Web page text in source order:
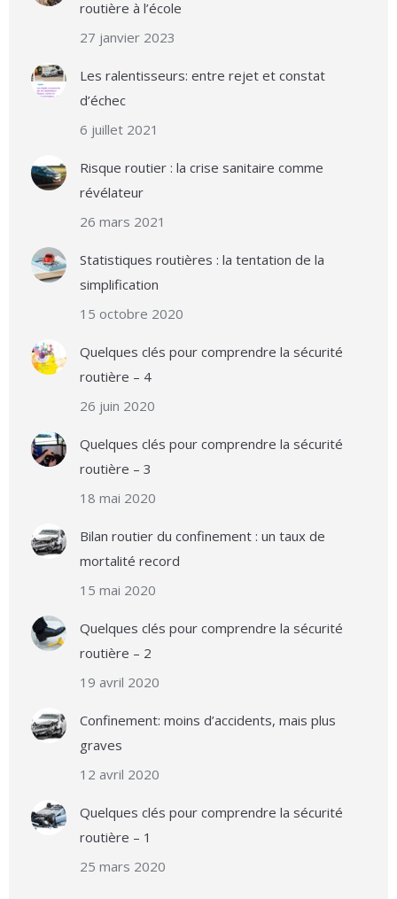
routière à l’école
27 janvier 2023
Les ralentisseurs: entre rejet et constat
d’échec
6 juillet 2021
Risque routier : la crise sanitaire comme
révélateur
26 mars 2021
Statistiques routières : la tentation de la
simplification
15 octobre 2020
Quelques clés pour comprendre la sécurité
routière – 4
26 juin 2020
Quelques clés pour comprendre la sécurité
routière – 3
18 mai 2020
Bilan routier du confinement : un taux de
mortalité record
15 mai 2020
Quelques clés pour comprendre la sécurité
routière – 2
19 avril 2020
Confinement: moins d’accidents, mais plus
graves
12 avril 2020
Quelques clés pour comprendre la sécurité
routière – 1
25 mars 2020